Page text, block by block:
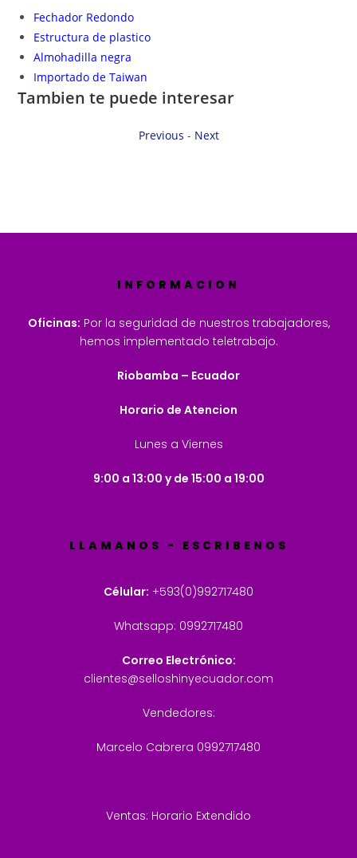
Fechador Redondo
Estructura de plastico
Almohadilla negra
Importado de Taiwan
Tambien te puede interesar
Previous - Next
INFORMACION
Oficinas: Por la seguridad de nuestros trabajadores,
hemos implementado teletrabajo.
Riobamba – Ecuador
Horario de Atencion
Lunes a Viernes
9:00 a 13:00 y de 15:00 a 19:00
LLAMANOS - ESCRIBENOS
Célular: +593(0)992717480
Whatsapp: 0992717480
Correo Electrónico:
clientes@selloshinyecuador.com
Vendedores:
Marcelo Cabrera 0992717480
Ventas: Horario Extendido